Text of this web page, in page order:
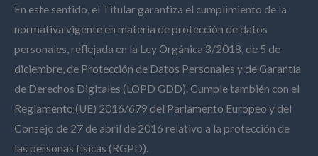
En este sentido, el Titular garantiza el cumplimiento de la
normativa vigente en materia de protección de datos
personales, reflejada en la Ley Orgánica 3/2018, de 5 de
diciembre, de Protección de Datos Personales y de Garantía
de Derechos Digitales (LOPD GDD). Cumple también con el
Reglamento (UE) 2016/679 del Parlamento Europeo y del
Consejo de 27 de abril de 2016 relativo a la protección de
las personas físicas (RGPD).